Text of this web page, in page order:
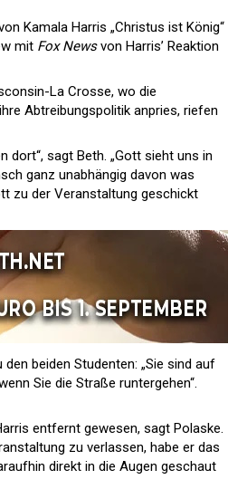
Kamala Harris „Christus ist König“
mit Fox Newsvon Harris’ Reaktion
La Crosse, wo die
Abtreibungspolitik anpries, riefen
dort“, sagt Beth. „Gott sieht uns in
ganz unabhängig davon was
zu der Veranstaltung geschickt
beiden Studenten: „Sie sind auf
Sie die Straße runtergehen“.
entfernt gewesen, sagt Polaske.
zu verlassen, habe er das
direkt in die Augen geschaut